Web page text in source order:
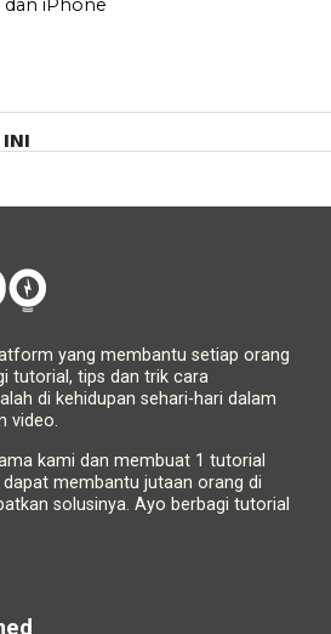
dan iPhone
yang membantu setiap orang
tutorial, tips dan trik cara
di kehidupan sehari-hari dalam
video.
kami dan membuat 1 tutorial
membantu jutaan orang di
solusinya. Ayo berbagi tutorial